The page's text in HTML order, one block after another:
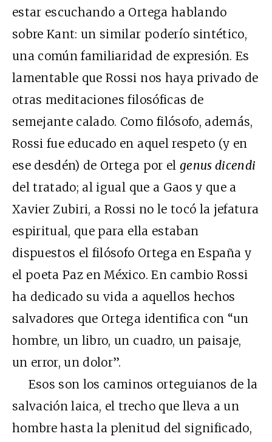
estar escuchando a Ortega hablando
sobre Kant: un similar poderío sintético,
una común familiaridad de expresión. Es
lamentable que Rossi nos haya privado de
otras meditaciones filosóficas de
semejante calado. Como filósofo, además,
Rossi fue educado en aquel respeto (y en
ese desdén) de Ortega por el genus dicendi
del tratado; al igual que a Gaos y que a
Xavier Zubiri, a Rossi no le tocó la jefatura
espiritual, que para ella estaban
dispuestos el filósofo Ortega en España y
el poeta Paz en México. En cambio Rossi
ha dedicado su vida a aquellos hechos
salvadores que Ortega identifica con “un
hombre, un libro, un cuadro, un paisaje,
un error, un dolor”.
Esos son los caminos orteguianos de la
salvación laica, el trecho que lleva a un
hombre hasta la plenitud del significado,